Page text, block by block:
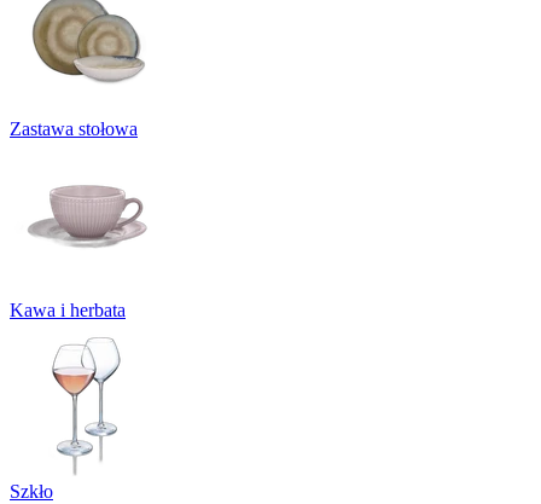
Zastawa stołowa
Kawa i herbata
Szkło